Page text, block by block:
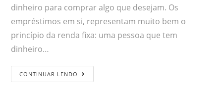
dinheiro para comprar algo que desejam. Os
empréstimos em si, representam muito bem o
princípio da renda fixa: uma pessoa que tem
dinheiro…
CONTINUAR LENDO